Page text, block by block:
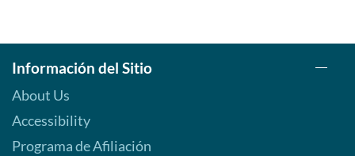
Información del Sitio
About Us
Accessibility
Programa de Afiliación